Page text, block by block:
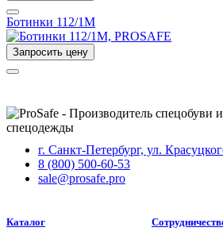
Ботинки 112/1М
Запросить цену
г. Санкт-Петербург, ул.
8 (800) 500-60-53
sale@prosafe.pro
Каталог